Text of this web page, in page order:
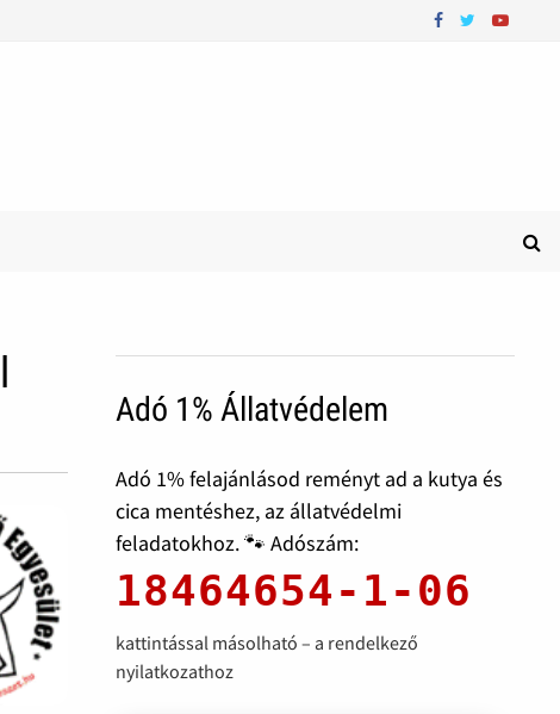
Adó 1% Állatvédelem
Adó 1% felajánlásod reményt ad a kutya és
cica mentéshez, az állatvédelmi
feladatokhoz. 🐾 Adószám:
18464654-1-06
kattintással másolható – a rendelkező
nyilatkozathoz